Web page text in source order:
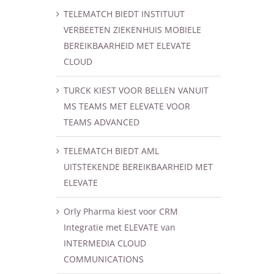
TELEMATCH BIEDT INSTITUUT
VERBEETEN ZIEKENHUIS MOBIELE
BEREIKBAARHEID MET ELEVATE
CLOUD
TURCK KIEST VOOR BELLEN VANUIT
MS TEAMS MET ELEVATE VOOR
TEAMS ADVANCED
TELEMATCH BIEDT AML
UITSTEKENDE BEREIKBAARHEID MET
ELEVATE
Orly Pharma kiest voor CRM
Integratie met ELEVATE van
INTERMEDIA CLOUD
COMMUNICATIONS